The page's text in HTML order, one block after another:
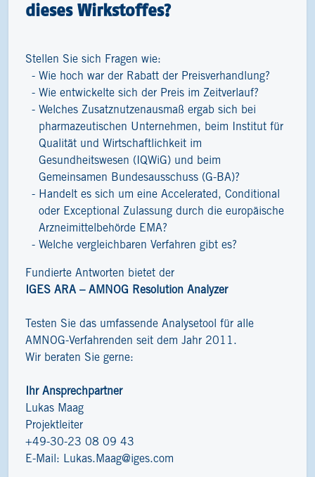
dieses Wirkstoffes?
Stellen Sie sich Fragen wie:
Wie hoch war der Rabatt der Preisverhandlung?
Wie entwickelte sich der Preis im Zeitverlauf?
Welches Zusatznutzenausmaß ergab sich bei
pharmazeutischen Unternehmen, beim Institut für
Qualität und Wirtschaftlichkeit im
Gesundheitswesen (IQWiG) und beim
Gemeinsamen Bundesausschuss (G-BA)?
Handelt es sich um eine Accelerated, Conditional
oder Exceptional Zulassung durch die europäische
Arzneimittelbehörde EMA?
Welche vergleichbaren Verfahren gibt es?
Fundierte Antworten bietet der
IGES ARA – AMNOG Resolution Analyzer
Testen Sie das umfassende Analysetool für alle
AMNOG-Verfahrenden seit dem Jahr 2011.
Wir beraten Sie gerne:
Ihr Ansprechpartner
Lukas Maag
Projektleiter
+49-30-23 08 09 43
E-Mail: Lukas.Maag@iges.com